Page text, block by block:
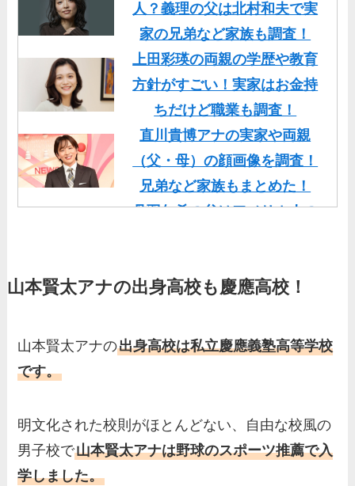
人？義理の父は北村和夫で実
家の兄弟など家族も調査！
上田彩瑛の両親の学歴や教育
方針がすごい！実家はお金持
ちだけど職業も調査！
直川貴博アナの実家や両親
（父・母）の顔画像を調査！
兄弟など家族もまとめた！
丹羽仁希の父はアメリカ人の
基俊介の実家はお金持ち？兄
人？家族を調査！
ど、家族を調査！
羽鳥慎一アナの両親（父・
母）を徹底調査！実家の兄弟
山本賢太アナの出身高校も慶應高校！
山本賢太アナの出身高校は私立慶應義塾高等学校
です。
明文化された校則がほとんどない、自由な校風の
男子校で山本賢太アナは野球のスポーツ推薦で入
学しました。